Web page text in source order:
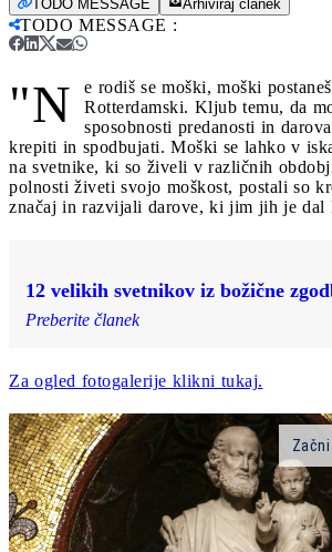
TODO MESSAGE Arhiviraj članek
TODO MESSAGE :
"N
e rodiš se moški, moški
Rotterdamski. Kljub temu, da
sposobnosti predanosti in
krepiti in spodbujati. Moški se lahko v
na svetnike, ki so živeli v različnih
polnosti živeti svojo moškost, postali so
značaj in razvijali darove, ki jim jih je dal
12 velikih svetnikov iz božične
Preberite članek
Za ogled fotogalerije klikni tukaj.